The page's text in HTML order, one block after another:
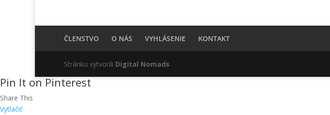
ČLENSTVO O NÁS VYHLÁSENIE KONTAKT
Stránku vytvorili Digital Nomads
Pin It on Pinterest
Share This
Vytlačiť